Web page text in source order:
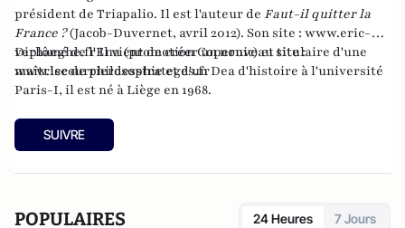
président de Triapalio. Il est l'auteur de Faut-il quitter la
France ?(Jacob-Duvernet, avril 2012). Son site : www.eric-
verhaeghe.frIl vient de créer un nouveau site :
www.lecourrierdesstrateges.fr
Diplômé de l'Ena (promotion Copernic) et titulaire d'une
maîtrise de philosophie et d'un Dea d'histoire à l'université
Paris-I, il est né à Liège en 1968.
SUIVRE
POPULAIRES 24 Heures 7 Jours